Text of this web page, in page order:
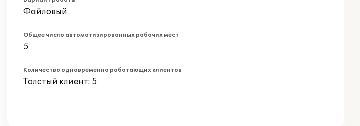
Файловый
Общее число автоматизированных рабочих мест
5
Количество одновременно работающих клиентов
Толстый клиент: 5